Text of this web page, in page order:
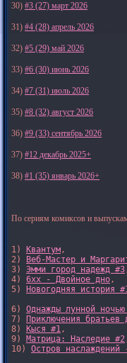
30) #3 (27) март 2026
31) #4 (28) апрель 2026
32) #5 (29) май 2026
33) #6 (30) июнь 2026
34) #7 (31) июль 2026
35) #8 (32) август 2026
36) #9 (33) сентябрь 2026
37) #12 декабрь 2025+
38) #1 (35) январь 2026+
По сериям комиксов и
1) Квантум,
2)
Веб-Мастер и
3) Эмми город надежд #3
4) 6xx - Двойное дно,
5)
Новогодняя история
6) Однажды лунной
7)
Приключения
8)
Кыся #1,
9) Матрица: Наследие #2
10) Остров